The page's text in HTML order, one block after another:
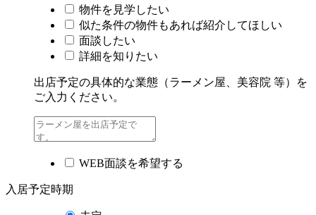
物件を見学したい
似た条件の物件もあれば紹介してほしい
面談したい
詳細を知りたい
出店予定の具体的な業態（ラーメン屋、美容院 等）を
ご入力ください。
WEB面談を希望する
入居予定時期